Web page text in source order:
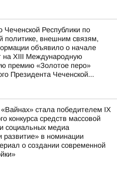
Чеченской Республики по
политике, внешним связям,
объявило о начале
на XIII Международную
премию «Золотое перо»
Президента Чеченской...
стала победителем IX
конкурса средств массовой
социальных медиа
развитие» в номинации
о создании современной